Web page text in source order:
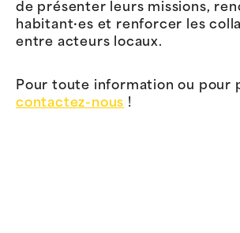
de présenter leurs missions,
habitant·es et renforcer les
entre acteurs locaux.
Pour toute information ou pour
contactez-nous !